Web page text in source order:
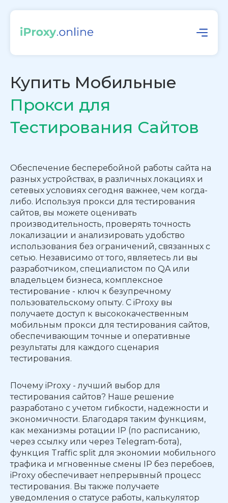
Купить Мобильные
Прокси для
Тестирования Сайтов
Обеспечение бесперебойной работы сайта на
разных устройствах, в различных локациях и
сетевых условиях сегодня важнее, чем когда-
либо. Используя прокси для тестирования
сайтов, вы можете оценивать
производительность, проверять точность
локализации и анализировать удобство
использования без ограничений, связанных с
сетью. Независимо от того, являетесь ли вы
разработчиком, специалистом по QA или
владельцем бизнеса, комплексное
тестирование - ключ к безупречному
пользовательскому опыту. С iProxy вы
получаете доступ к высококачественным
мобильным прокси для тестирования сайтов,
обеспечивающим точные и оперативные
результаты для каждого сценария
тестирования.
Почему iProxy - лучший выбор для
тестирования сайтов? Наше решение
разработано с учетом гибкости, надежности и
экономичности. Благодаря таким функциям,
как механизмы ротации IP (по расписанию,
через ссылку или через Telegram-бота),
функция Traffic split для экономии мобильного
трафика и мгновенные смены IP без перебоев,
iProxy обеспечивает непрерывный процесс
тестирования. Вы также получаете
уведомления о статусе работы, калькулятор